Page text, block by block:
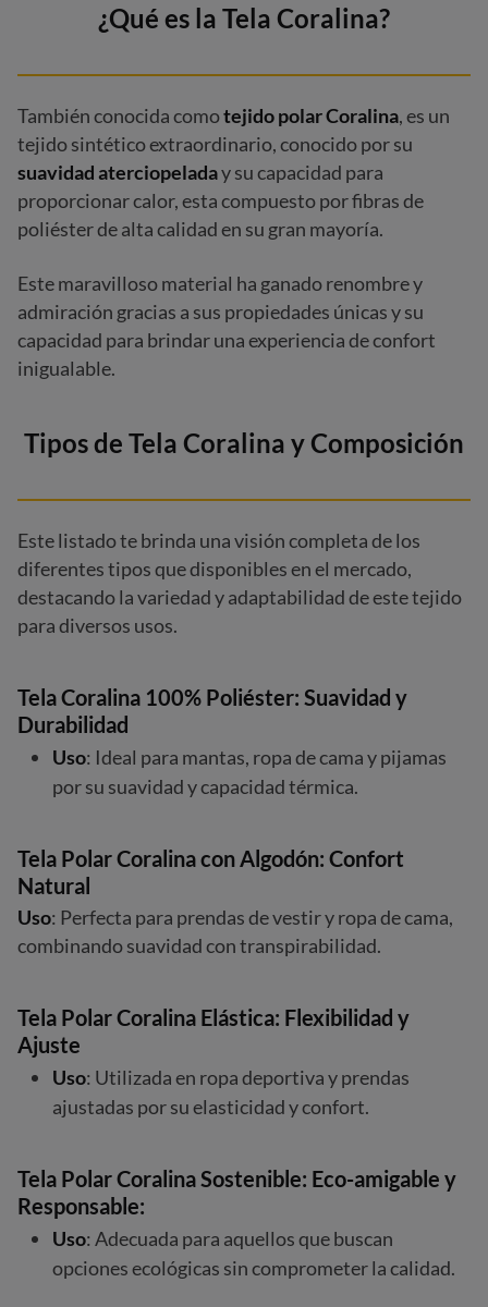
¿Qué es la Tela Coralina?
También conocida comotejido polar Coralina, es un
tejido sintético extraordinario, conocido por su
suavidad aterciopeladay su capacidad para
proporcionar calor, esta compuesto por fibras de
poliéster de alta calidad en su gran mayoría.
Este maravilloso material ha ganado renombre y
admiración gracias a sus propiedades únicas y su
capacidad para brindar una experiencia de confort
inigualable.
Tipos de Tela Coralina y Composición
Este listado te brinda una visión completa de los
diferentes tipos que disponibles en el mercado,
destacando la variedad y adaptabilidad de este tejido
para diversos usos.
Tela Coralina 100% Poliéster: Suavidad y
Durabilidad
Uso: Ideal para mantas, ropa de cama y pijamas
por su suavidad y capacidad térmica.
Tela Polar Coralina con Algodón: Confort
Natural
Uso: Perfecta para prendas de vestir y ropa de cama,
combinando suavidad con transpirabilidad.
Tela Polar Coralina Elástica: Flexibilidad y
Ajuste
Uso: Utilizada en ropa deportiva y prendas
ajustadas por su elasticidad y confort.
Tela Polar Coralina Sostenible: Eco-amigable y
Responsable:
Uso: Adecuada para aquellos que buscan
opciones ecológicas sin comprometer la calidad.